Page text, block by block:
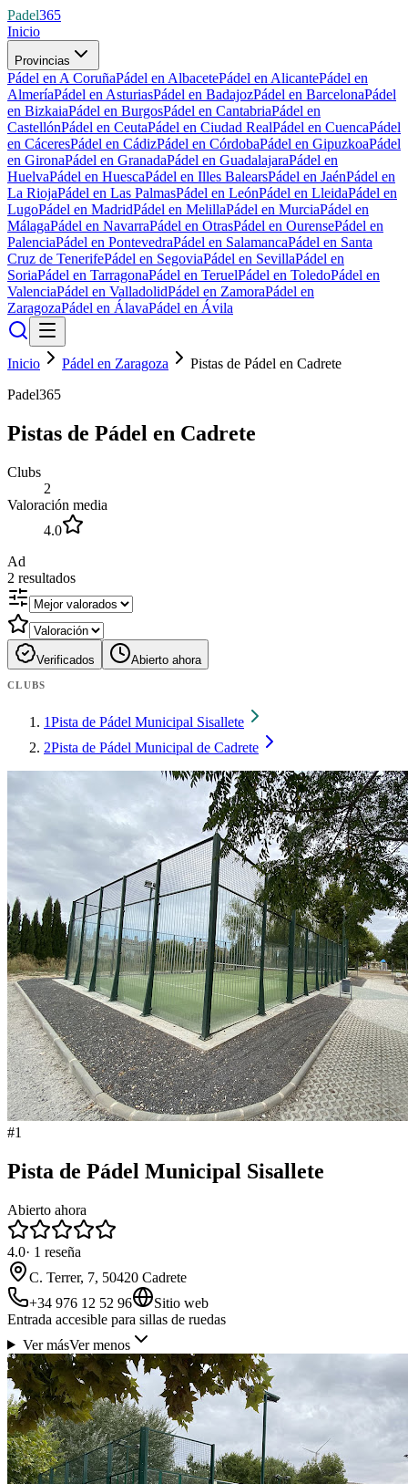
Padel365
Inicio
Provincias
Pádel en A CoruñaPádel en AlbacetePádel en AlicantePádel en
AlmeríaPádel en AsturiasPádel en BadajozPádel en BarcelonaPádel
en BizkaiaPádel en BurgosPádel en CantabriaPádel en
CastellónPádel en CeutaPádel en Ciudad RealPádel en CuencaPádel
en CáceresPádel en CádizPádel en CórdobaPádel en GipuzkoaPádel
en GironaPádel en GranadaPádel en GuadalajaraPádel en
HuelvaPádel en HuescaPádel en Illes BalearsPádel en JaénPádel en
La RiojaPádel en Las PalmasPádel en LeónPádel en LleidaPádel en
LugoPádel en MadridPádel en MelillaPádel en MurciaPádel en
MálagaPádel en NavarraPádel en OtrasPádel en OurensePádel en
PalenciaPádel en PontevedraPádel en SalamancaPádel en Santa
Cruz de TenerifePádel en SegoviaPádel en SevillaPádel en
SoriaPádel en TarragonaPádel en TeruelPádel en ToledoPádel en
ValenciaPádel en ValladolidPádel en ZamoraPádel en
ZaragozaPádel en ÁlavaPádel en Ávila
Inicio Pádel en Zaragoza
Pistas de Pádel en Cadrete
Padel365
Pistas de Pádel en Cadrete
Clubs
2
Valoración media
4.0
Ad
2 resultados
Verificados Abierto ahora
CLUBS
1Pista de Pádel Municipal Sisallete
2Pista de Pádel Municipal de Cadrete
#1
Pista de Pádel Municipal Sisallete
Abierto ahora
4.0· 1 reseña
C. Terrer, 7, 50420 Cadrete
+34 976 12 52 96
Sitio web
Entrada accesible para sillas de ruedas
Ver másVer menos